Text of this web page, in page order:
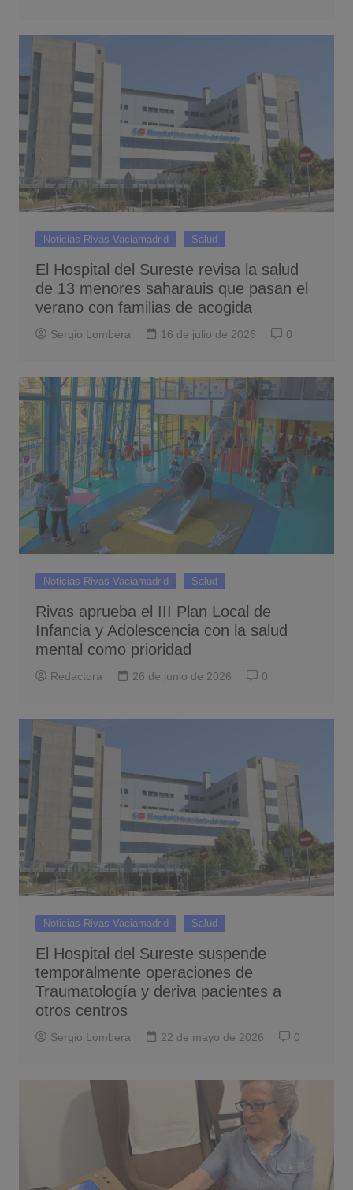
Noticias Rivas Vaciamadrid Salud
El Hospital del Sureste revisa la salud
de 13 menores saharauis que pasan el
verano con familias de acogida
Sergio Lombera 16 de julio de 2026 0
Noticias Rivas Vaciamadrid Salud
Rivas aprueba el III Plan Local de
Infancia y Adolescencia con la salud
mental como prioridad
Redactora 26 de junio de 2026 0
Noticias Rivas Vaciamadrid Salud
El Hospital del Sureste suspende
temporalmente operaciones de
Traumatología y deriva pacientes a
otros centros
Sergio Lombera 22 de mayo de 2026 0